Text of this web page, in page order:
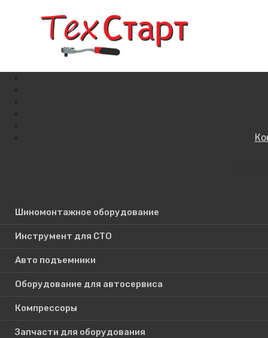
Шиномонтажное оборудование
Инструмент для СТО
Авто подъемники
Оборудование для автосервиса
Компрессоры
Запчасти для оборудования
Поиск по сайту
Каталог